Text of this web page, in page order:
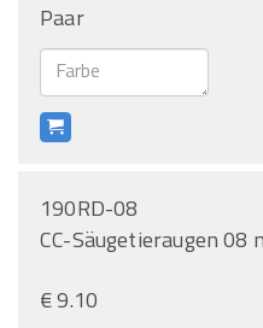
Paar
190RD-08
CC-Säugetieraugen 08
€ 9.10